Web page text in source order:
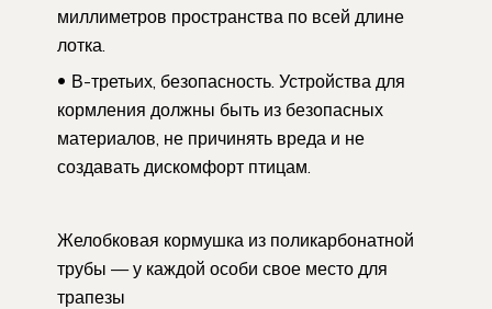
миллиметров пространства по всей длине
лотка.
В-третьих, безопасность. Устройства для
кормления должны быть из безопасных
материалов, не причинять вреда и не
создавать дискомфорт птицам.
Желобковая кормушка из поликарбонатной
трубы — у каждой особи свое место для
трапезы